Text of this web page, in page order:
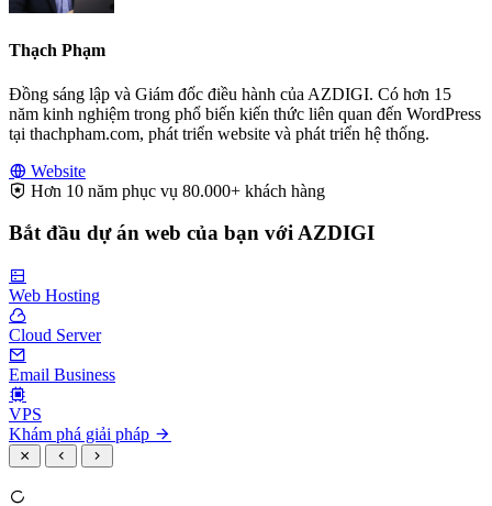
Thạch Phạm
Đồng sáng lập và Giám đốc điều hành của AZDIGI. Có hơn 15
năm kinh nghiệm trong phổ biến kiến thức liên quan đến WordPress
tại thachpham.com, phát triển website và phát triển hệ thống.
Website
Hơn 10 năm phục vụ 80.000+ khách hàng
Bắt đầu dự án web của bạn với AZDIGI
Web Hosting
Cloud Server
Email Business
VPS
Khám phá giải pháp